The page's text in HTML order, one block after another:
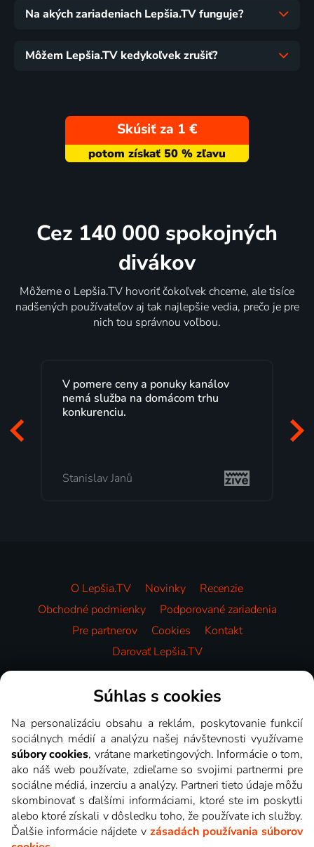
Na akých zariadeniach Lepšia.TV funguje?
Môžem Lepšia.TV kedykoľvek zrušiť?
Skúsiť za 1 €
Cez 140 000 spokojných
divákov
Môžeme o Lepšia.TV hovoriť čokoľvek chceme, ale tisíce
nadšených používateľov aj tak najlepšie vedia, prečo je pre
nich tou správnou voľbou.
V pomere ceny a ponuky kanálov
nemá služba na domácom trhu
konkurenciu.
Stanislav Janů
O Lepšia.TV Novinky
Recenzie
Obchodné podmienky
Podporované zariadenia
Pre partnerov
Cookies
Kontakt
Darovať Lepšia.TV
Videotéka
Súhlas s cookies
Na personalizáciu obsahu a reklám, poskytovanie funkcií
sociálnych médií a analýzu našej návštevnosti využívame
súbory cookies, vrátane marketingových. Informácie o tom,
ako náš web používate, zdieľame so svojimi partnermi pre
sociálne médiá, inzerciu a analýzy. Partneri tieto údaje môžu
skombinovať s ďalšími informáciami, ktoré ste im poskytli
alebo ktoré získali v dôsledku toho, že používate ich služby.
Ďalšie informácie nájdete v zásadách používania súborov